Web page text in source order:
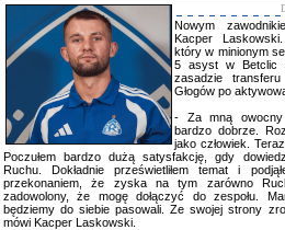
Nowym
Kacper
który w minionym
5 asyst w Betclic
zasadzie
Głogów po
- Za mną owocny
bardzo dobrze.
jako człowiek.
Poczułem bardzo dużą satysfakcję, gdy
Ruchu. Dokładnie prześwietliłem temat i
przekonaniem, że zyska na tym zarówno
zadowolony, że mogę dołączyć do zespołu.
będziemy do siebie pasowali. Ze swojej strony
mówi Kacper Laskowski.